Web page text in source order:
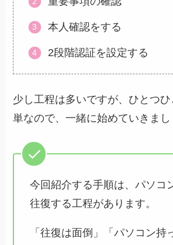
本人確認をする
2段階認証を設定する
少し工程は多いですが、ひとつ
単なので、一緒に始めていきまし
今回紹介する手順は、パソコ
往復する工程があります。
「往復は面倒」「パソコン持